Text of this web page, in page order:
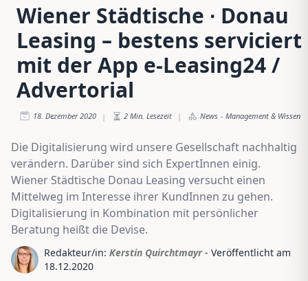
Wiener Städtische ∙ Donau
Leasing – bestens serviciert
mit der App e-Leasing24 /
Advertorial
18. Dezember 2020 | 2 Min. Lesezeit | News - Management & Wissen
Die Digitalisierung wird unsere Gesellschaft nachhaltig
verändern. Darüber sind sich ExpertInnen einig.
Wiener Städtische Donau Leasing versucht einen
Mittelweg im Interesse ihrer KundInnen zu gehen.
Digitalisierung in Kombination mit persönlicher
Beratung heißt die Devise.
Redakteur/in: Kerstin Quirchtmayr - Veröffentlicht am
18.12.2020